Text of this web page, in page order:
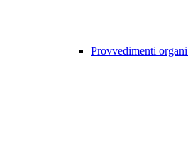
Provvedimenti